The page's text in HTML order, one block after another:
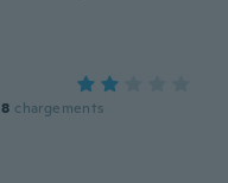
8 chargements